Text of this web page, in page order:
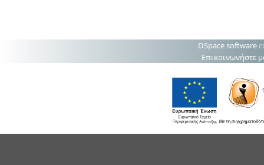
DSpace software
Επικοινωνήστε